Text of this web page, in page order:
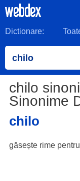
Dictionare:
chilo
Sinonime
chilo
găsește rime pentru